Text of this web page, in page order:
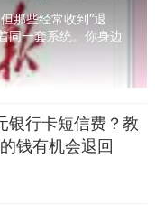
链接认证
办理
养老金，心里就
，就容易跟着步
那些经常收到“退
同一套系统。你身边
一...
银行卡短信费？教
钱有机会退回